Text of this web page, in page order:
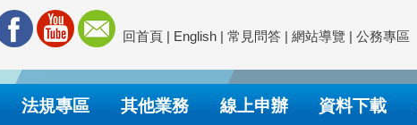
回首頁 | English | 常見問答 | 網站導覽 | 公務專區
法規專區 其他業務 線上申辦 資料下載